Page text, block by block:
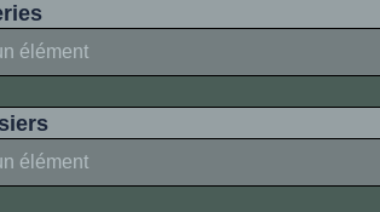
élément
élément